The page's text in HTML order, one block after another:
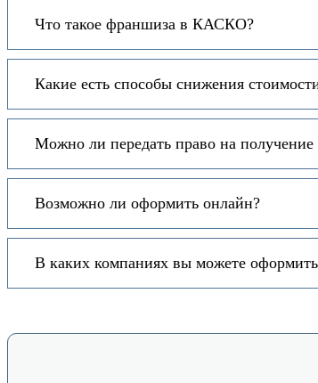
Что такое франшиза в КАСКО?
Какие есть способы снижения
Можно ли передать право на получение
Возможно ли оформить онлайн?
В каких компаниях вы можете